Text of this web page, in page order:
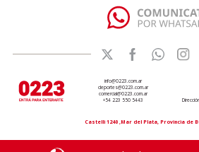
info@0223.com.ar
deportes@0223.com.ar
comercial@0223.com.ar
+54 223 550 5443
Castelli 1240 ,Mar del Plata, Provincia de